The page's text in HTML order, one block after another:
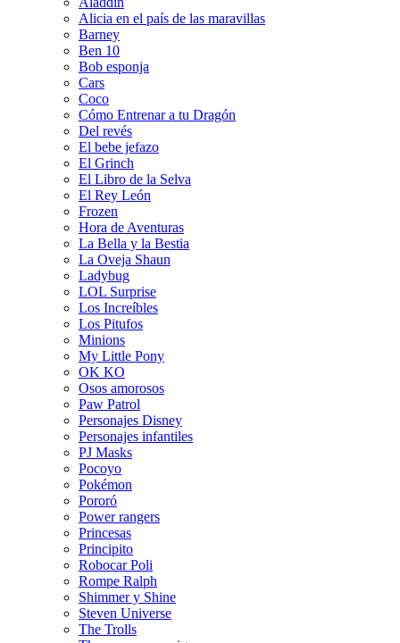
Alicia en el país de las maravillas
Barney
Ben 10
Bob esponja
Cars
Coco
Cómo Entrenar a tu Dragón
Del revés
El bebe jefazo
El Grinch
El Libro de la Selva
El Rey León
Frozen
Hora de Aventuras
La Bella y la Bestia
La Oveja Shaun
Ladybug
LOL Surprise
Los Increíbles
Los Pitufos
Minions
My Little Pony
OK KO
Osos amorosos
Paw Patrol
Personajes Disney
Personajes infantiles
PJ Masks
Pocoyo
Pokémon
Pororó
Power rangers
Princesas
Principito
Robocar Poli
Rompe Ralph
Shimmer y Shine
Steven Universe
The Trolls